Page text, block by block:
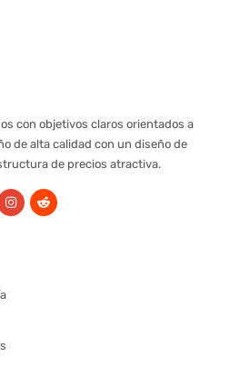
con objetivos claros orientados a
de alta calidad con un diseño de
de precios atractiva.